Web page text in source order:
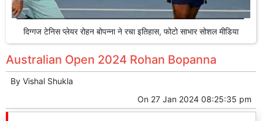
दिग्गज टेनिस प्लेयर रोहन बोपन्ना ने रचा इतिहास, फोटो साभार सोशल मीडिया
Australian Open 2024 Rohan Bopanna
By Vishal Shukla
On 27 Jan 2024 08:25:35 pm